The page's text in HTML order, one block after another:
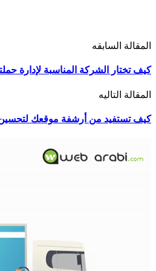
المقالة السابقه
كيف تختار الشركة المناسبة لإدارة
المقالة التاليه
كيف تستفيد من أرشفة موقعك